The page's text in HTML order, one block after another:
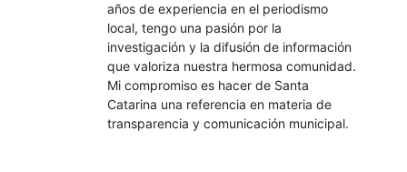
años de experiencia en el periodismo
local, tengo una pasión por la
investigación y la difusión de información
que valoriza nuestra hermosa comunidad.
Mi compromiso es hacer de Santa
Catarina una referencia en materia de
transparencia y comunicación municipal.